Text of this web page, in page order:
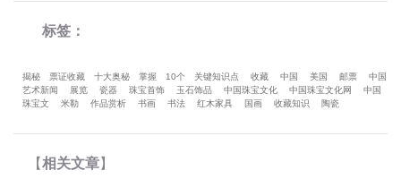
标签：
揭秘 票证收藏 十大奥秘 掌握 10个 关键知识点 收藏 中国 美国 邮票
中国
艺术新闻
展览 瓷器 珠宝首饰 玉石饰品 中国珠宝文化 中国珠宝文化网
中国
珠宝文
米勒 作品赏析 书画 书法 红木家具 国画 收藏知识 陶瓷
【相关文章】